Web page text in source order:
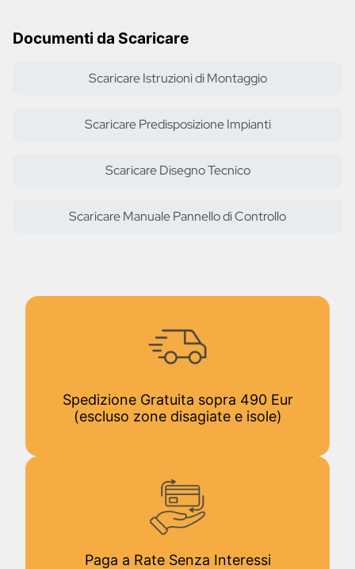
Documenti da Scaricare
Scaricare Istruzioni di Montaggio
Scaricare Predisposizione Impianti
Scaricare Disegno Tecnico
Scaricare Manuale Pannello di Controllo
Spedizione Gratuita sopra 490 Eur
(escluso zone disagiate e isole)
Paga a Rate Senza Interessi